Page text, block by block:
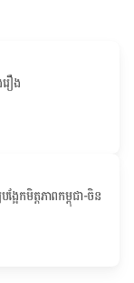
ឿង
ង្អែកមិត្តភាពកម្ពុជា-ចិន